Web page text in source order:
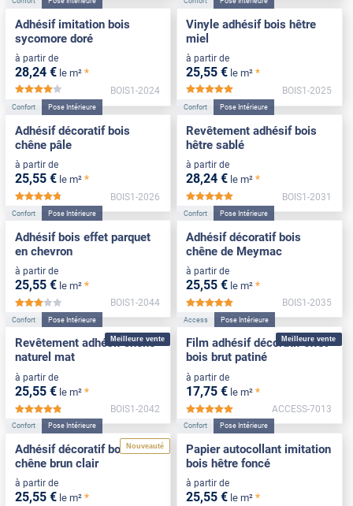
Adhésif imitation bois
sycomore doré
à partir de
28,24 € le m² *
*****
BOIS1-2024
Vinyle adhésif bois hêtre
miel
à partir de
25,55 € le m² *
BOIS1-2025
Confort Pose Intérieure
Adhésif décoratif bois
chêne pâle
à partir de
25,55 € le m² *
*****
BOIS1-2026
Confort Pose Intérieure
Revêtement adhésif bois
hêtre sablé
à partir de
28,24 € le m² *
BOIS1-2031
Confort Pose Intérieure
Adhésif bois effet parquet
en chevron
à partir de
25,55 € le m² *
*****
BOIS1-2044
Confort Pose Intérieure
Adhésif décoratif bois
chêne de Meymac
à partir de
25,55 € le m² *
BOIS1-2035
Meilleure vente
Confort Pose Intérieure
Revêtement adhésif chêne
naturel mat
à partir de
25,55 € le m² *
*****
BOIS1-2042
Meilleure vente
Access Pose Intérieure
Film adhésif décoratif effet
bois brut patiné
à partir de
17,75 € le m² *
ACCESS-7013
Nouveauté
Confort Pose Intérieure
Adhésif décoratif bois effet
chêne brun clair
à partir de
25,55 € le m² *
Confort Pose Intérieure
Papier autocollant imitation
bois hêtre foncé
à partir de
25,55 € le m² *